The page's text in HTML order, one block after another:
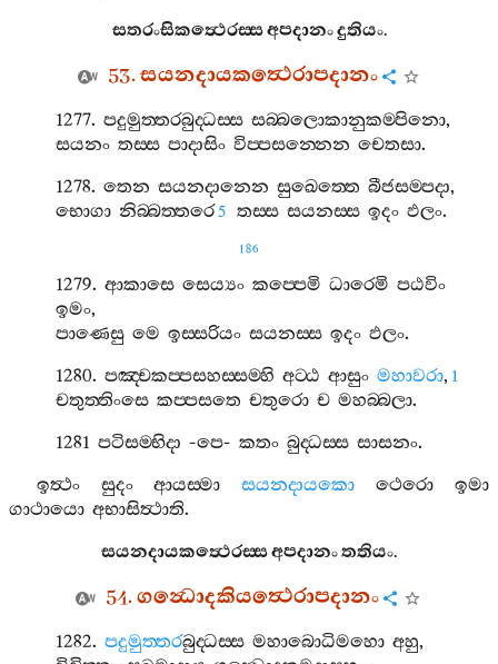
සතරංසිකත්‍ථෙරස‍්සඅපදානංදුතියං.
53.සයනදායකත්‍ථෙරාපදානං
1277.පදුමුත‍්තරබුද‍්ධස‍්ස සබ‍්බලොකානුකම‍්පිනො,
සයනං තස‍්ස පාදාසිං විප‍්පසන‍්නෙන චෙතසා.
1278.තෙන සයනදානෙන සුඛෙත‍්තෙ බීජසම‍්පදා,
භොගා නිබ‍්බත‍්තරෙ5 තස‍්ස සයනස‍්ස ඉදං ඵලං.
186
1279.ආකාසෙ සෙය්‍යං කප‍්පෙමි ධාරෙමි පඨවිං
ඉමං,
පාණෙසු මෙ ඉස‍්සරියං සයනස‍්ස ඉදං ඵලං.
1280.පඤ‍්චකප‍්පසහස‍්සම‍්හි අට‍්ඨ ආසුං මහාවරා, 1
චතුත‍්තිංසෙ කප‍්පසතෙ චතුරො ච මහබ‍්බලා.
1281පටිසම‍්භිදා -පෙ-කතං බුද‍්ධස‍්ස සාසනං.
ඉත්‍ථං
සුදං ආයස‍්මා සයනදායකො ථෙරො
ඉමා
ගාථායො අභාසිත්‍ථාති.
සයනදායකත්‍ථෙරස‍්සඅපදානංතතියං.
54.ගන්‍ධොදකියත්‍ථෙරාපදානං
1282.පදුමුත‍්තරබුද‍්ධස‍්ස මහාබොධිමහො අහු,